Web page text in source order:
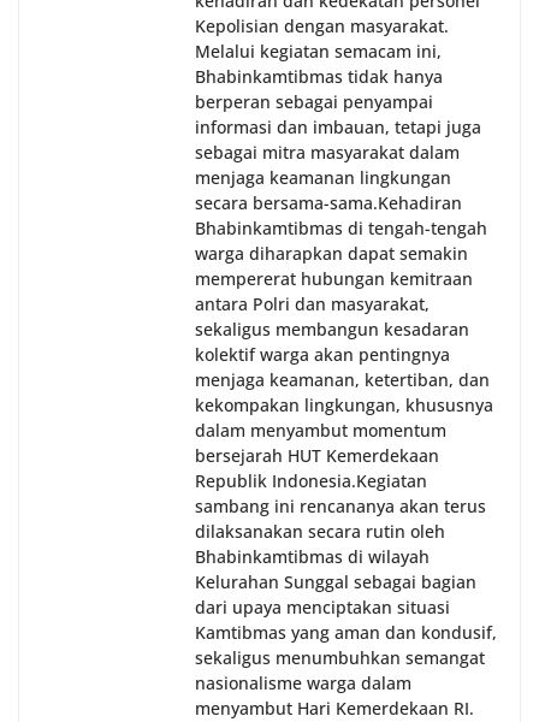
Kepolisian dengan masyarakat.
Melalui kegiatan semacam ini,
Bhabinkamtibmas tidak hanya
berperan sebagai penyampai
informasi dan imbauan, tetapi juga
sebagai mitra masyarakat dalam
menjaga keamanan lingkungan
secara bersama-sama.‎‎Kehadiran
Bhabinkamtibmas di tengah-tengah
warga diharapkan dapat semakin
mempererat hubungan kemitraan
antara Polri dan masyarakat,
sekaligus membangun kesadaran
kolektif warga akan pentingnya
menjaga keamanan, ketertiban, dan
kekompakan lingkungan, khususnya
dalam menyambut momentum
bersejarah HUT Kemerdekaan
Republik Indonesia.‎Kegiatan
sambang ini rencananya akan terus
dilaksanakan secara rutin oleh
Bhabinkamtibmas di wilayah
Kelurahan Sunggal sebagai bagian
dari upaya menciptakan situasi
Kamtibmas yang aman dan kondusif,
sekaligus menumbuhkan semangat
nasionalisme warga dalam
menyambut Hari Kemerdekaan RI.